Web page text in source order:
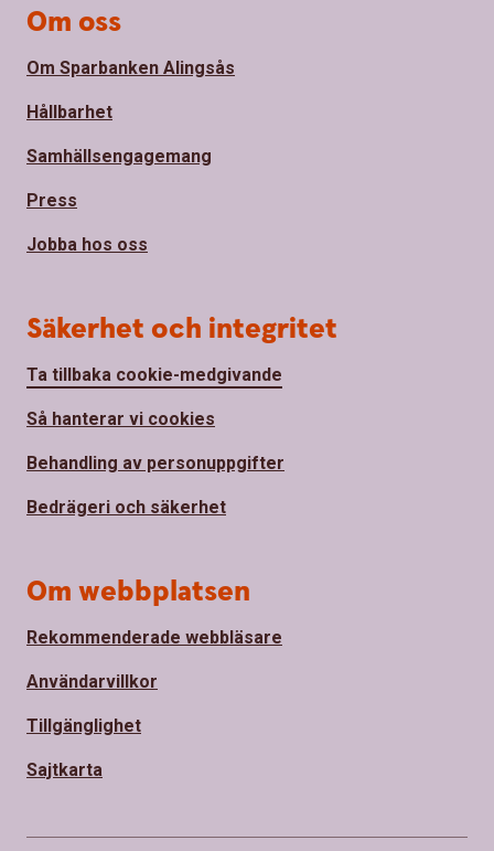
Om oss
Om Sparbanken Alingsås
Hållbarhet
Samhällsengagemang
Press
Jobba hos oss
Säkerhet och integritet
Ta tillbaka cookie-medgivande
Så hanterar vi cookies
Behandling av personuppgifter
Bedrägeri och säkerhet
Om webbplatsen
Rekommenderade webbläsare
Användarvillkor
Tillgänglighet
Sajtkarta